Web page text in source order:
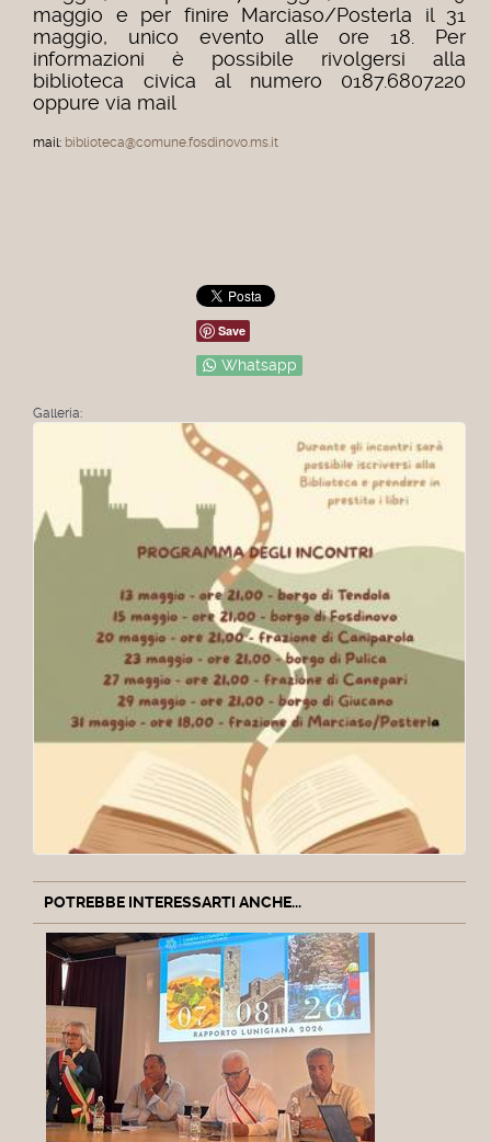
maggio e per finire Marciaso/Posterla il 31
maggio, unico evento alle ore 18. Per
informazioni è possibile rivolgersi alla
biblioteca civica al numero 0187.6807220
oppure via mail
mail: biblioteca@comune.fosdinovo.ms.it
Save
Whatsapp
Galleria:
POTREBBE INTERESSARTI ANCHE...